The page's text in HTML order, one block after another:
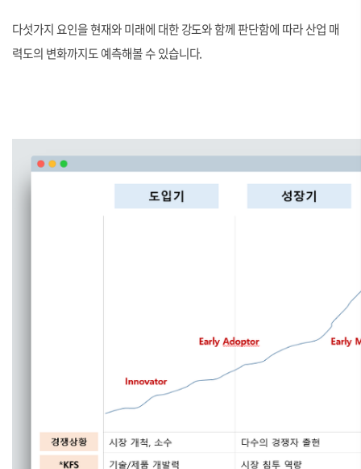
다섯가지 요인을 현재와 미래에 대한 강도와 함께 판단함에 따라 산업 매
력도의 변화까지도 예측해볼 수 있습니다.